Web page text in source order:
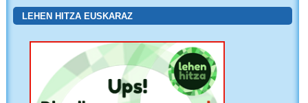
LEHEN HITZA EUSKARAZ